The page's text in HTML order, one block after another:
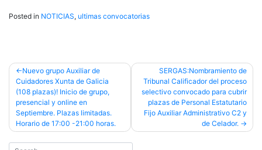
Posted in NOTICIAS, ultimas convocatorias
Post
navigation
Nuevo grupo Auxiliar de
Cuidadores Xunta de Galicia
(108 plazas)! Inicio de grupo,
presencial y online en
Septiembre. Plazas limitadas.
Horario de 17:00 -21:00 horas.
SERGAS:Nombramiento de
Tribunal Calificador del proceso
selectivo convocado para cubrir
plazas de Personal Estatutario
Fijo Auxiliar Administrativo C2 y
de Celador.